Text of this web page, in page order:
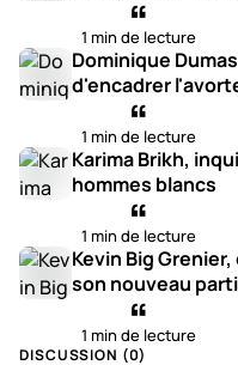
1 min de lecture
Dominique
d'encadrer
1 min de lecture
Karima Brikh,
hommes blancs
1 min de lecture
Kevin Big
son nouveau parti
1 min de lecture
DISCUSSION (0)